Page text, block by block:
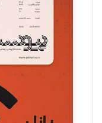
سروش
تحریریه
مینا پاکدل